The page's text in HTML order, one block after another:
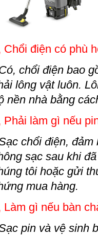
Chổi điện có phù
chổi điện bao
lông vật luôn.
nền nhà bằng
Phải làm gì nếu
chổi điện,
sạc sau khi
tôi hoặc gửi
mua hàng.
Làm gì nếu bàn
pin và vệ sinh